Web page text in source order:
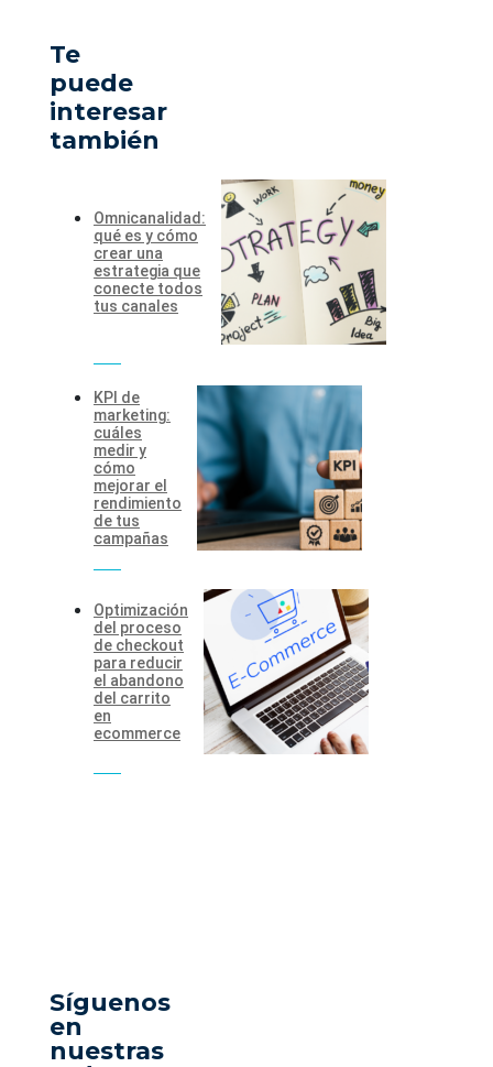
Te
puede
interesar
también
Omnicanalidad:
qué es y cómo
crear una
estrategia que
conecte todos
tus canales
KPI de
marketing:
cuáles
medir y
cómo
mejorar el
rendimiento
de tus
campañas
Optimización
del proceso
de checkout
para reducir
el abandono
del carrito
en
ecommerce
Síguenos
en
nuestras